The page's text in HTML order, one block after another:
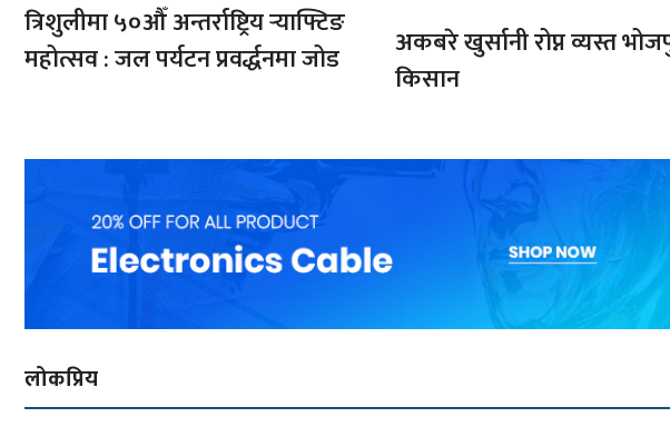
त्रिशुलीमा ५०औँ अन्तर्राष्ट्रिय र्‍याफ्टिङ
महोत्सव : जल पर्यटन प्रवर्द्धनमा जोड
अकबरे खुर्सानी रोप्न व्यस्त
किसान
लोकप्रिय